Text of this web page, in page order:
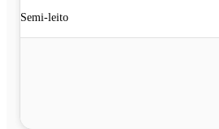
Semi-leito